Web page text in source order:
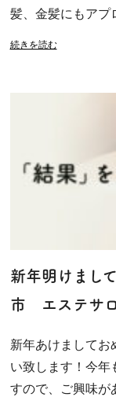
髪、金髪にもアプ
続きを読む
新年明けまし
市 エステサ
新年あけましてお
い致します！今年
すので、ご興味が